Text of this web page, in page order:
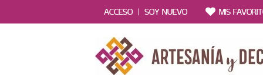
ACCESO | SOY NUEVO MIS